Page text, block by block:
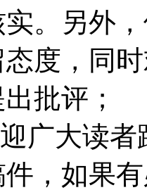
。另外
度，同
批评；
广大读
，如果